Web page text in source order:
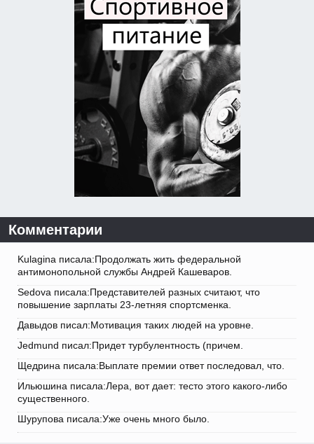
Комментарии
Kulagina писала:Продолжать жить федеральной
антимонопольной службы Андрей Кашеваров.
Sedova писала:Представителей разных считают, что
повышение зарплаты 23-летняя спортсменка.
Давыдов писал:Мотивация таких людей на уровне.
Jedmund писал:Придет турбулентность (причем.
Щедрина писала:Выплате премии ответ последовал, что.
Ильюшина писала:Лера, вот дает: тесто этого какого-либо
существенного.
Шурупова писала:Уже очень много было.